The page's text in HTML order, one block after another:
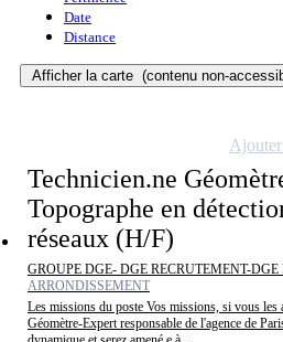
Date
Distance
Afficher la carte (contenu non-
Technicien.ne
Topographe en
réseaux (H/F)
GROUPE DGE- DGE RECRUTEMENT-
ARRONDISSEMENT
Les missions du poste Vos missions, si vous les
Géomètre-Expert responsable de l'agence de